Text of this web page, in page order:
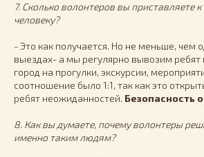
7. Сколько волонтеров вы приставляете
человеку?
- Это как получается. Но не меньше, чем
выездах- а мы регулярно вывозим ребят
город на прогулки, экскурсии,
соотношение было 1:1, так как это
ребят неожиданностей. Безопасность
8. Как вы думаете, почему волонтеры
именно таким людям?